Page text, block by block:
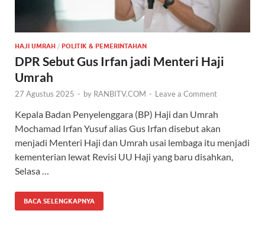
HAJI UMRAH / POLITIK & PEMERINTAHAN
DPR Sebut Gus Irfan jadi Menteri Haji
Umrah
27 Agustus 2025 - by RANBITV.COM - Leave a Comment
Kepala Badan Penyelenggara (BP) Haji dan Umrah
Mochamad Irfan Yusuf alias Gus Irfan disebut akan
menjadi Menteri Haji dan Umrah usai lembaga itu menjadi
kementerian lewat Revisi UU Haji yang baru disahkan,
Selasa …
BACA SELENGKAPNYA